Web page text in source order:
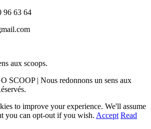
96 63 64
aux scoops.
SCOOP | Nous redonnons un sens aux
to improve your experience. We'll assume
you can opt-out if you wish. Accept Read